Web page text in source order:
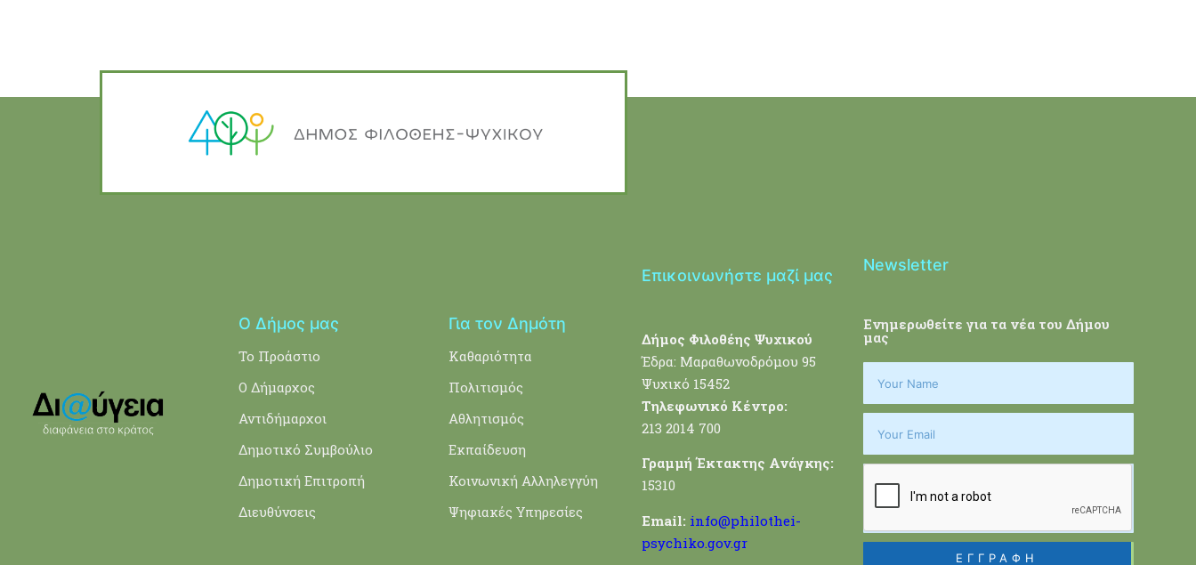
Ο Δήμος μας
Το Προάστιο
Ο Δήμαρχος
Αντιδήμαρχοι
Δημοτικό Συμβούλιο
Δημοτική Επιτροπή
Διευθύνσεις
Για τον Δημότη
Καθαριότητα
Πολιτισμός
Αθλητισμός
Εκπαίδευση
Κοινωνική Αλληλεγγύη
Ψηφιακές Υπηρεσίες
Επικοινωνήστε μαζί μας
Δήμος Φιλοθέης Ψυχικού
Έδρα: Μαραθωνοδρόμου 95
Ψυχικό 15452
Τηλεφωνικό Κέντρο:
213 2014 700
Γραμμή Έκτακτης Ανάγκης:
15310
Email: info@philothei-
psychiko.gov.gr
Newsletter
Ενημερωθείτε για τα νέα του Δήμου
μας
ΕΓΓΡΑΦΗ